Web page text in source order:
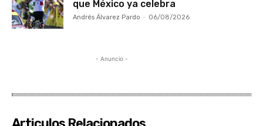
que México ya celebra
Andrés Álvarez Pardo - 06/08/2026
- Anuncio -